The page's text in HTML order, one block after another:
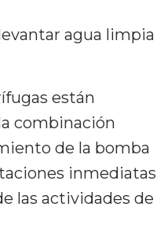
agua limpia
están
combinación
de la bomba
inmediatas
las actividades de